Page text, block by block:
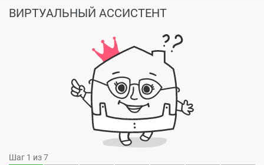
Шаг 1 из 7
ВИРТУАЛЬНЫЙ АССИСТЕНТ